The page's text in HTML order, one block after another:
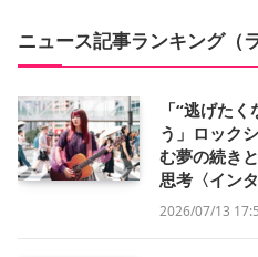
ニュース記事ランキング（
「“逃げた
う」ロック
む夢の続き
思考〈イン
2026/07/13